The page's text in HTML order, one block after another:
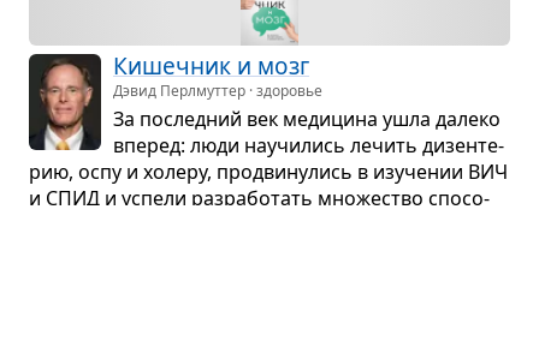
Кишеч­ник и мозг
Дэвид Перлмуттер · здоровье
За послед­ний век меди­цина ушла далеко
впе­ред: люди научи­лись лечить дизен­те­
рию, оспу и холеру, про­дви­ну­лись в изу­че­нии ВИЧ
и СПИД и успели раз­ра­бо­тать мно­же­ство спо­со­